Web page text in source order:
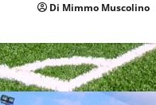
Di Mimmo Muscolino